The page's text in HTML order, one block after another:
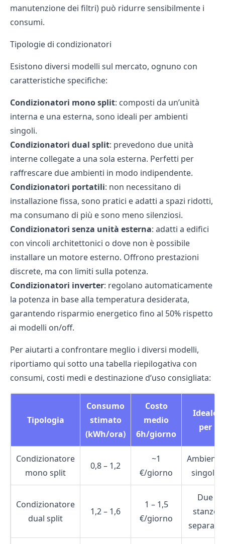
manutenzione dei filtri) può ridurre sensibilmente i
consumi.
Tipologie di condizionatori
Esistono diversi modelli sul mercato, ognuno con
caratteristiche specifiche:
Condizionatori mono split: composti da un’unità
interna e una esterna, sono ideali per ambienti
singoli.
Condizionatori dual split: prevedono due unità
interne collegate a una sola esterna. Perfetti per
raffrescare due ambienti in modo indipendente.
Condizionatori portatili: non necessitano di
installazione fissa, sono pratici e adatti a spazi ridotti,
ma consumano di più e sono meno silenziosi.
Condizionatori senza unità esterna: adatti a edifici
con vincoli architettonici o dove non è possibile
installare un motore esterno. Offrono prestazioni
discrete, ma con limiti sulla potenza.
Condizionatori inverter: regolano automaticamente
la potenza in base alla temperatura desiderata,
garantendo risparmio energetico fino al 50% rispetto
ai modelli on/off.
Per aiutarti a confrontare meglio i diversi modelli,
riportiamo qui sotto una tabella riepilogativa con
consumi, costi medi e destinazione d’uso consigliata:
Tipologia
Consumo
stimato
(kWh/ora)
Costo
medio
6h/giorno
Ideale
per
Condizionatore
mono split
0,8 – 1,2
~1
€/giorno
Ambiente
singolo
Condizionatore
dual split
1,2 – 1,6
1 – 1,5
€/giorno
Due
stanze
separate